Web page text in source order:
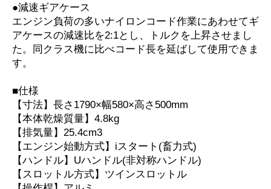
●減速ギアケース
エンジン負荷の多いナイロンコード作業にあわせてギ
アケースの減速比を2:1とし、トルクを上昇させまし
た。同クラス機に比べコード長を延ばして使用できま
す。
■仕様
【寸法】長さ1790×幅580×高さ500mm
【本体乾燥質量】4.8kg
【排気量】25.4cm3
【エンジン始動方式】iスタート(畜力式)
【ハンドル】Uハンドル(非対称ハンドル)
【スロットル方式】ツインスロットル